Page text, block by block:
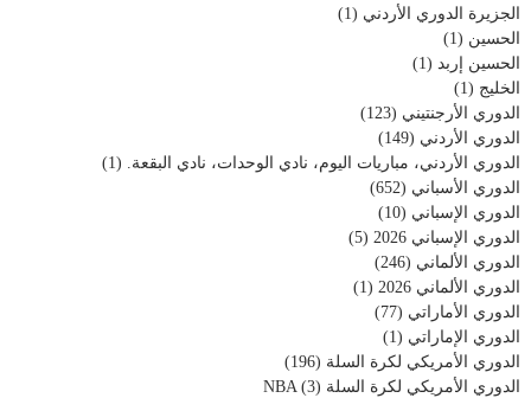
الجزيرة الدوري الأردني (1)
الحسين (1)
الحسين إربد (1)
الخليج (1)
الدوري الأرجنتيني (123)
الدوري الأردني (149)
الدوري الأردني، مباريات اليوم، نادي الوحدات، نادي البقعة. (1)
الدوري الأسباني (652)
الدوري الإسباني (10)
الدوري الإسباني 2026
(5)
الدوري الألماني (246)
الدوري الألماني 2026
(1)
الدوري الأماراتي (77)
الدوري الإماراتي (1)
الدوري الأمريكي لكرة السلة (196)
الدوري الأمريكي لكرة السلة NBA (3)